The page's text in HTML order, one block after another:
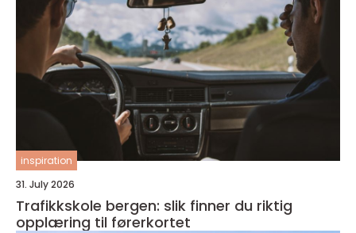
inspiration
31. July 2026
Trafikkskole bergen: slik finner du riktig
opplæring til førerkortet